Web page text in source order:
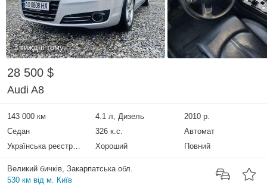
3 тиждні тому
28 500 $
Audi A8
143 000 км 4.1 л, Дизель
2010 р.
Седан
326 к.с.
Автомат
Українська реєстрація
Хороший Повний
Великий бичків, Закарпатська обл.
530 км від м. Київ